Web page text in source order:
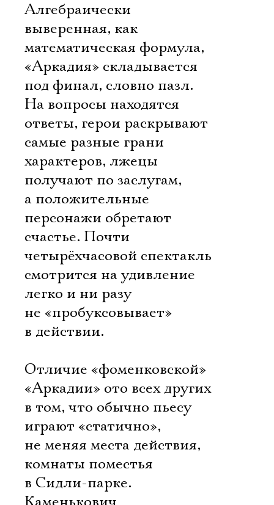
Алгебраически
выверенная, как
математическая формула,
«Аркадия» складывается
под финал, словно пазл.
На вопросы находятся
ответы, герои раскрывают
самые разные грани
характеров, лжецы
получают по заслугам,
а положительные
персонажи обретают
счастье. Почти
четырёхчасовой спектакль
смотрится на удивление
легко и ни разу
не «пробуксовывает»
в действии.
Отличие «фоменковской»
«Аркадии» ото всех других
в том, что обычно пьесу
играют «статично»,
не меняя места действия,
комнаты поместья
в Сидли-парке.